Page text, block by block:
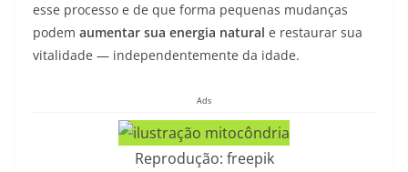
esse processo e de que forma pequenas mudanças
podem aumentar sua energia natural e restaurar sua
vitalidade — independentemente da idade.
Ads
Reprodução: freepik